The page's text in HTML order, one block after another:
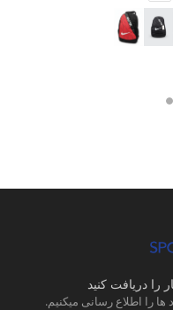
را دریافت کنید
ها را اطلاع رسانی میکنیم.